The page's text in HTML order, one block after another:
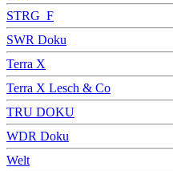
STRG_F
SWR Doku
Terra X
Terra X Lesch & Co
TRU DOKU
WDR Doku
Welt